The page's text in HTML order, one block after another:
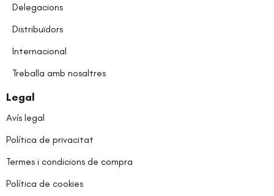
Delegacions
Distribuïdors
Internacional
Treballa amb nosaltres
Legal
Avís legal
Política de privacitat
Termes i condicions de compra
Política de cookies